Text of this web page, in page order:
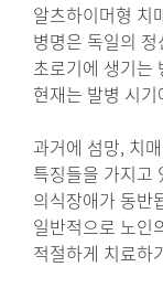
알츠하이머형 치
병명은 독일의
초로기에 생기는
현재는 발병 시
과거에 섬망, 치
특징들을 가지고
의식장애가 동반
일반적으로 노인
적절하게 치료하